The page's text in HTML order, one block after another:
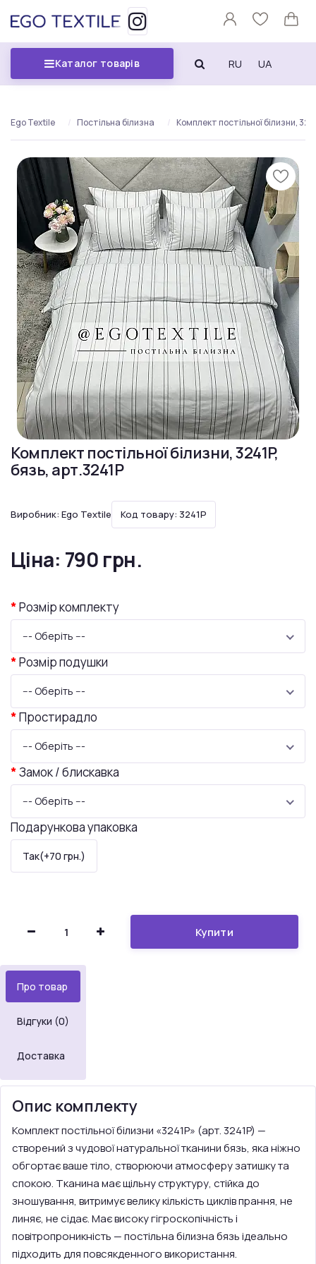
Каталог товарів RU UA
Ego Textile Постільна білизна Комплект постільної білизни,
Комплект постільної білизни, 3241P,
бязь, арт.3241P
Виробник: Ego Textile Код товару: 3241P
Ціна: 790 грн.
Розмір комплекту
--- Оберіть ---
Розмір подушки
--- Оберіть ---
Простирадло
--- Оберіть ---
Замок / блискавка
--- Оберіть ---
Подарункова упаковка
Так(+70 грн.)
Купити
Про товар
Відгуки (0)
Доставка
Опис комплекту
Комплект постільної білизни «3241P» (арт. 3241P) —
створений з чудової натуральної тканини бязь, яка ніжно
обгортає ваше тіло, створюючи атмосферу затишку та
спокою. Тканина має щільну структуру, стійка до
зношування, витримує велику кількість циклів прання, не
линяє, не сідає. Має високу гігроскопічність і
повітропроникність — постільна білизна бязь ідеально
підходить для повсякденного використання.